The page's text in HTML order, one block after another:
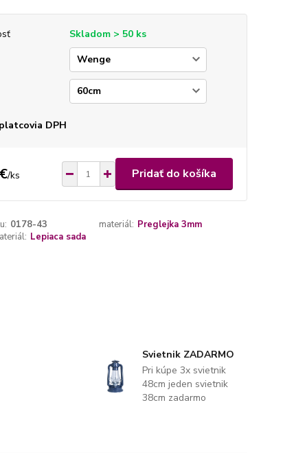
Skladom > 50 ks
DPH
/ks Pridať do košíka
0178-43 materiál: Preglejka 3mm
Lepiaca sada
Svietnik ZADARMO
Pri kúpe 3x svietnik
48cm jeden svietnik
38cm zadarmo